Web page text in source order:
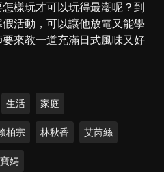
樣玩才可以玩得最潮呢？到
活動，可以讓他放電又能學
來教一道充滿日式風味又好
生活 家庭
柏宗 林秋香 艾芮絲
媽